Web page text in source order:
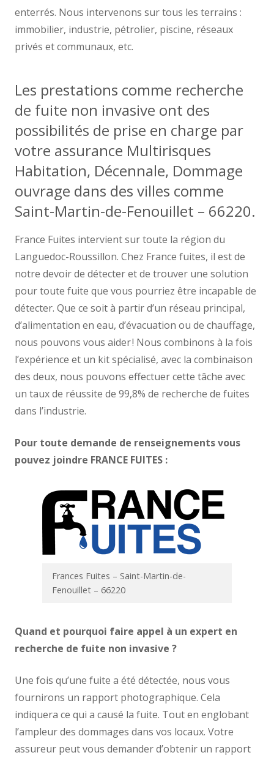
enterrés. Nous intervenons sur tous les terrains :
immobilier, industrie, pétrolier, piscine, réseaux
privés et communaux, etc.
Les prestations comme recherche
de fuite non invasive ont des
possibilités de prise en charge par
votre assurance Multirisques
Habitation, Décennale, Dommage
ouvrage dans des villes comme
Saint-Martin-de-Fenouillet – 66220.
France Fuites intervient sur toute la région du
Languedoc-Roussillon. Chez France fuites, il est de
notre devoir de détecter et de trouver une solution
pour toute fuite que vous pourriez être incapable de
détecter. Que ce soit à partir d’un réseau principal,
d’alimentation en eau, d’évacuation ou de chauffage,
nous pouvons vous aider ! Nous combinons à la fois
l’expérience et un kit spécialisé, avec la combinaison
des deux, nous pouvons effectuer cette tâche avec
un taux de réussite de 99,8% de recherche de fuites
dans l’industrie.
Pour toute demande de renseignements vous
pouvez joindre FRANCE FUITES :
Frances Fuites – Saint-Martin-de-
Fenouillet – 66220
Quand et pourquoi faire appel à un expert en
recherche de fuite non invasive ?
Une fois qu’une fuite a été détectée, nous vous
fournirons un rapport photographique. Cela
indiquera ce qui a causé la fuite. Tout en englobant
l’ampleur des dommages dans vos locaux. Votre
assureur peut vous demander d’obtenir un rapport